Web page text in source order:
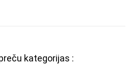
kategorijas :